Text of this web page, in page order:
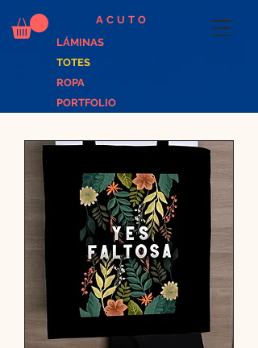
LÁMINAS
TOTES
ROPA
PORTFOLIO
ACUTO